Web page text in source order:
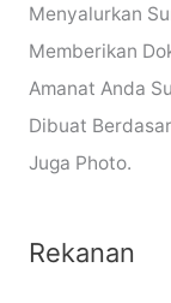
Menyalurkan
Memberikan
Amanat Anda
Dibuat
Juga Photo.
Rekanan